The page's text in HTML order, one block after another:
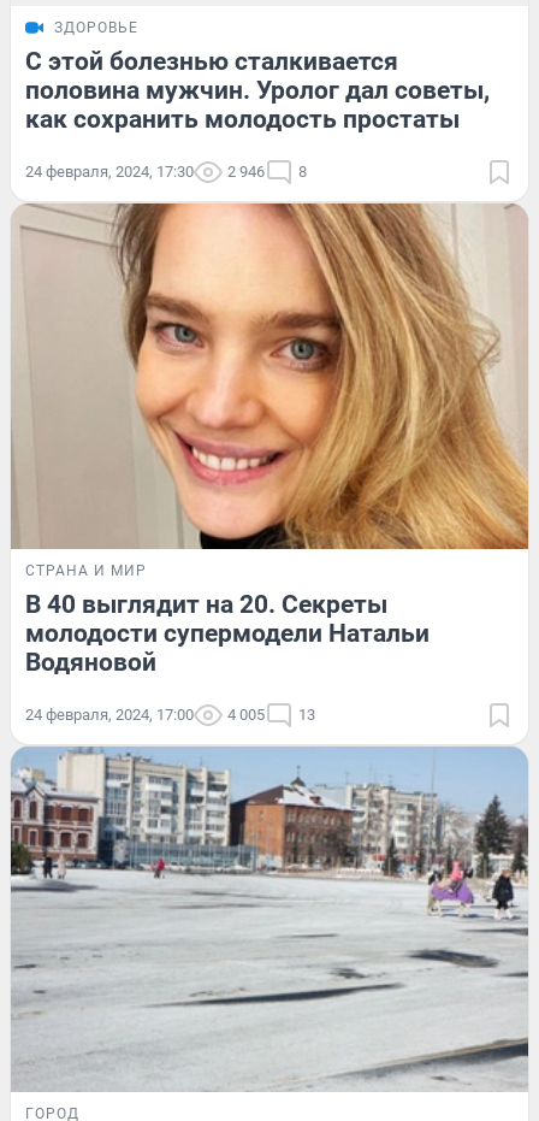
ЗДОРОВЬЕ
С этой болезнью сталкивается
половина мужчин. Уролог дал советы,
как сохранить молодость простаты
24 февраля, 2024, 17:30 2 946 8
СТРАНА И МИР
В 40 выглядит на 20. Секреты
молодости супермодели Натальи
Водяновой
24 февраля, 2024, 17:00 4 005 13
ГОРОД